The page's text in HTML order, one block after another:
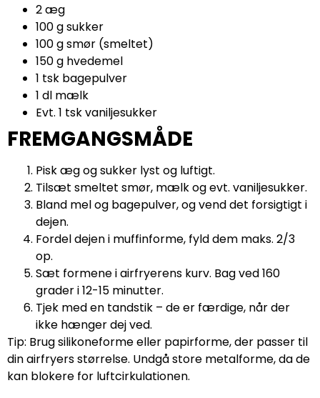
2 æg
100 g sukker
100 g smør (smeltet)
150 g hvedemel
1 tsk bagepulver
1 dl mælk
Evt. 1 tsk vaniljesukker
FREMGANGSMÅDE
Pisk æg og sukker lyst og luftigt.
Tilsæt smeltet smør, mælk og evt. vaniljesukker.
Bland mel og bagepulver, og vend det forsigtigt i
dejen.
Fordel dejen i muffinforme, fyld dem maks. 2/3
op.
Sæt formene i airfryerens kurv. Bag ved 160
grader i 12-15 minutter.
Tjek med en tandstik – de er færdige, når der
ikke hænger dej ved.
Tip: Brug silikoneforme eller papirforme, der passer til
din airfryers størrelse. Undgå store metalforme, da de
kan blokere for luftcirkulationen.